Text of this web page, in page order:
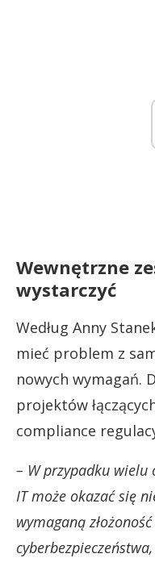
Wewnętrzne
wystarczyć
Według Anny
mieć problem z
nowych wymagań.
projektów
compliance
– W przypadku wielu
IT może okazać się
wymaganą